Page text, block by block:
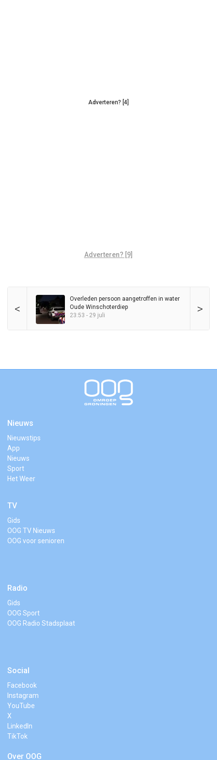
Adverteren? [4]
Adverteren? [9]
< >
Overleden persoon aangetroffen in water
Oude Winschoterdiep
23:53 - 29 juli
Nieuws
Nieuwstips
App
Nieuws
Sport
Het Weer
TV
Gids
OOG TV Nieuws
OOG voor senioren
Radio
Gids
OOG Sport
OOG Radio Stadsplaat
Social
Facebook
Instagram
YouTube
X
LinkedIn
TikTok
Over OOG